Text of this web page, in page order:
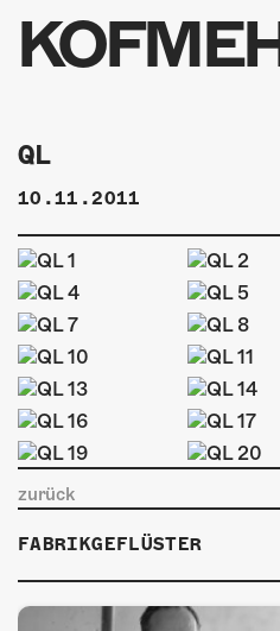
GALERIE
FOTOGALERIE
PHOTOMAT
INFOS
ÜBER UNS
GÖNNEREI
QL
10.11.2011
zurück
FABRIKGEFLÜSTER